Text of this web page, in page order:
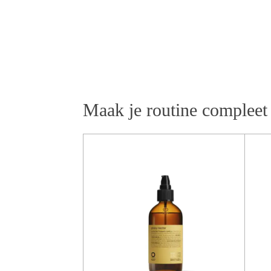
Maak je routine compleet